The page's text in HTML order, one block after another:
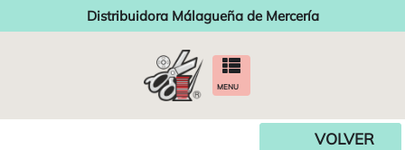
Distribuidora Málagueña de Mercería
MENU
VOLVER